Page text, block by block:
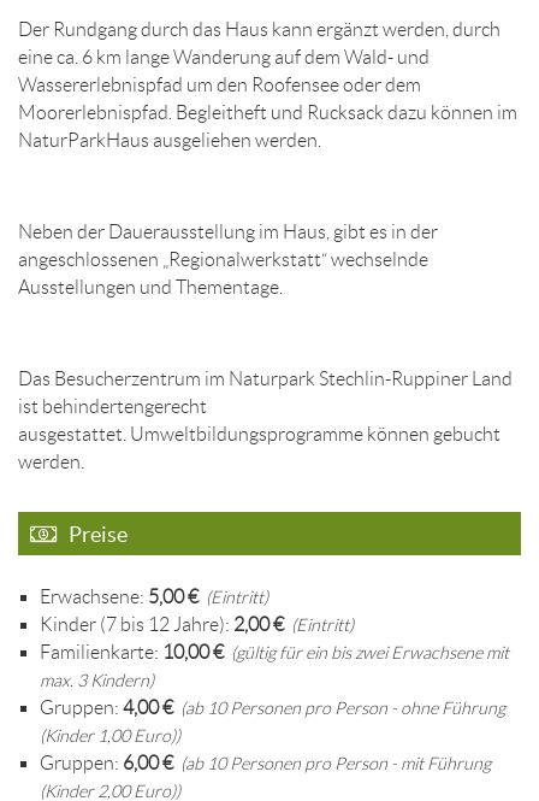
Der Rundgang durch das Haus kann ergänzt werden, durch
eine ca. 6 km lange Wanderung auf dem Wald- und
Wassererlebnispfad um den Roofensee oder dem
Moorerlebnispfad. Begleitheft und Rucksack dazu können im
NaturParkHaus ausgeliehen werden.
Neben der Dauerausstellung im Haus, gibt es in der
angeschlossenen „Regionalwerkstatt“ wechselnde
Ausstellungen und Thementage.
Das Besucherzentrum im Naturpark Stechlin-Ruppiner Land
ist behindertengerecht
ausgestattet. Umweltbildungsprogramme können gebucht
werden.
Preise
Erwachsene: 5,00 €(Eintritt)
Kinder (7 bis 12 Jahre): 2,00 €(Eintritt)
Familienkarte: 10,00 €(gültig für ein bis zwei Erwachsene mit
max. 3 Kindern)
Gruppen: 4,00 €(ab 10 Personen pro Person - ohne Führung
(Kinder 1,00 Euro))
Gruppen: 6,00 €(ab 10 Personen pro Person - mit Führung
(Kinder 2,00 Euro))